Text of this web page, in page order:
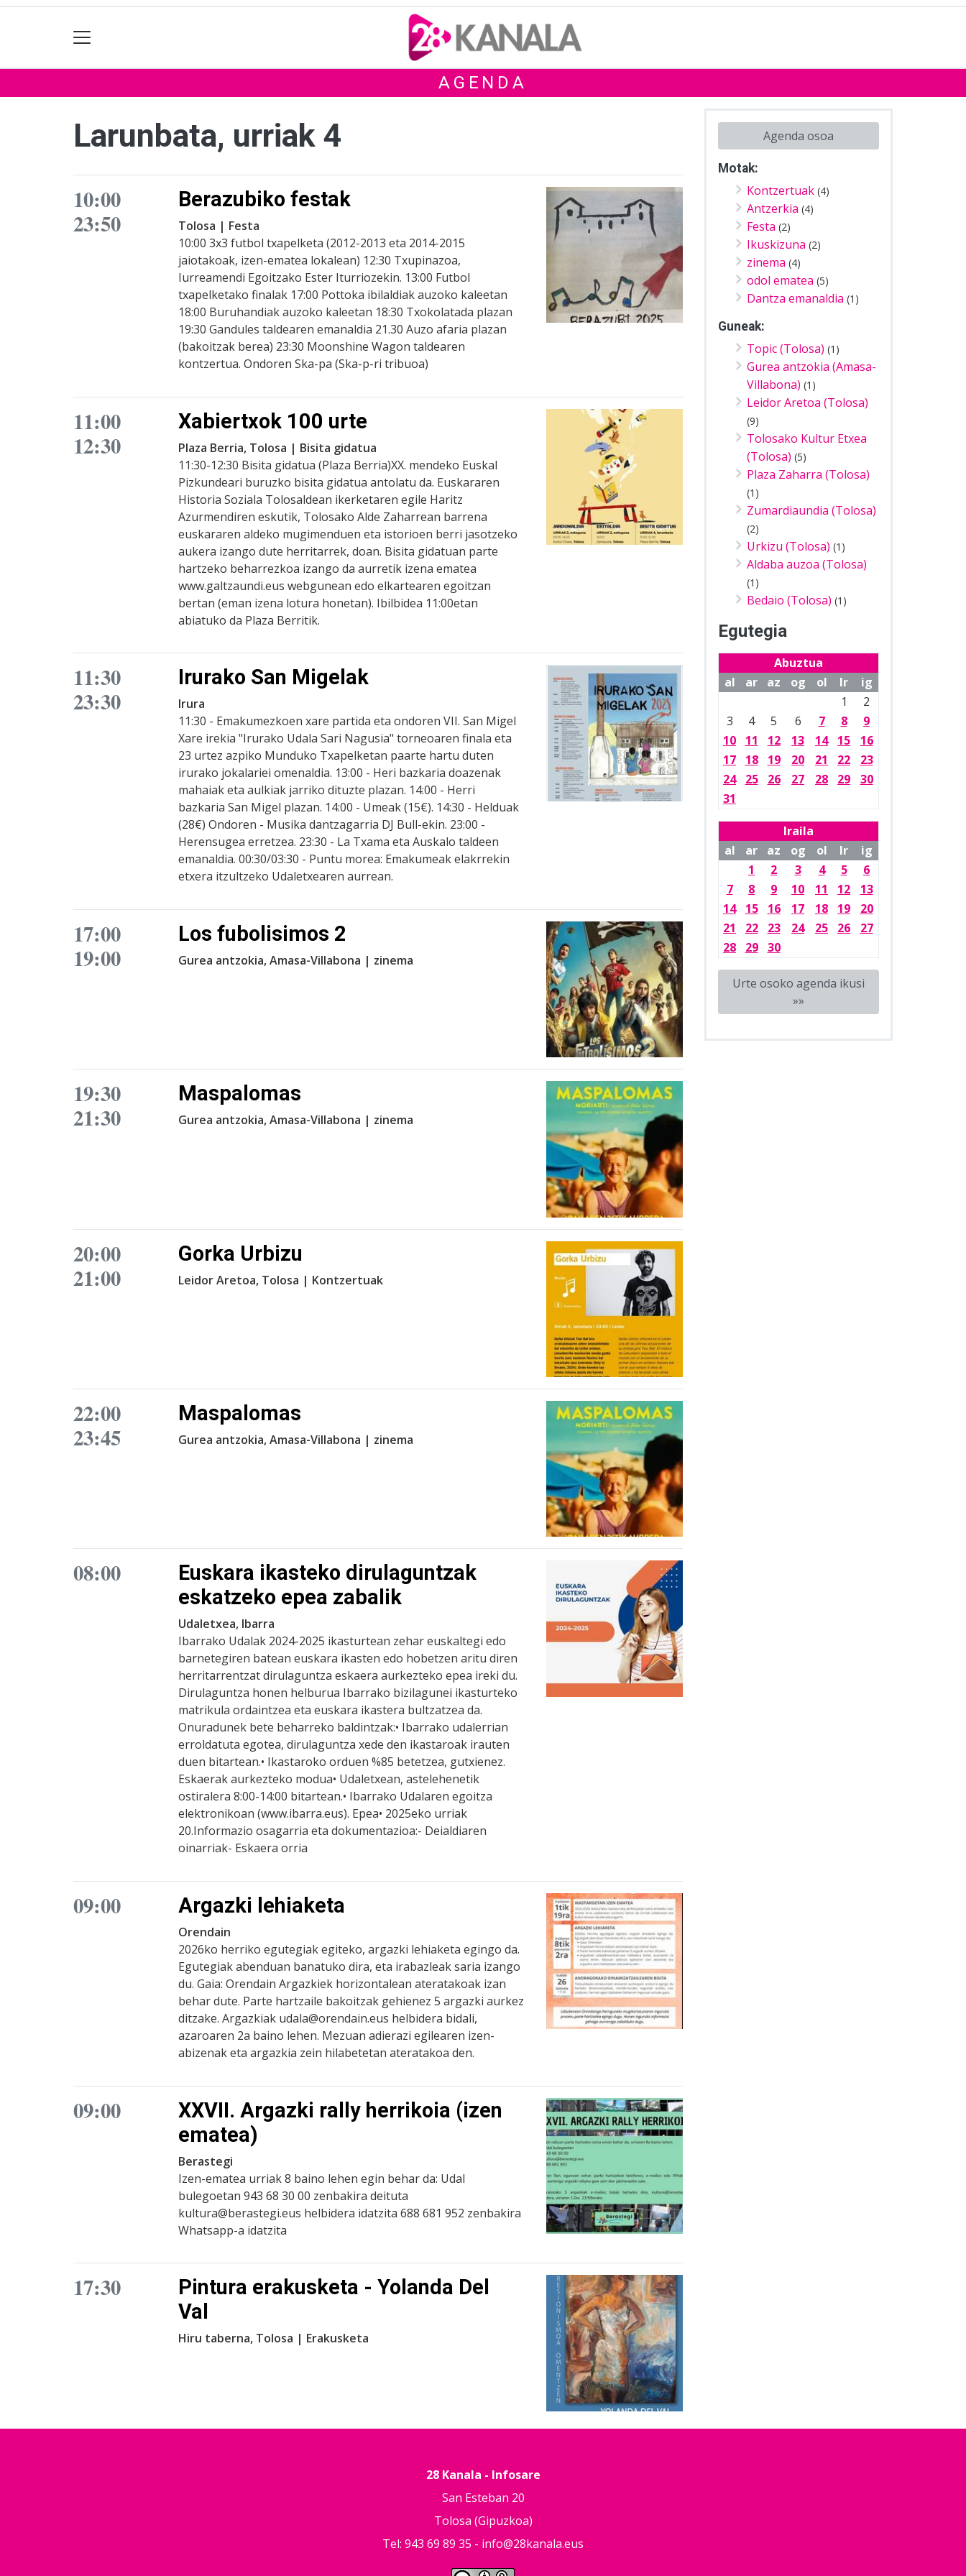
AGENDA
Larunbata, urriak 4
10:00
23:50
Berazubiko festak
Tolosa | Festa
10:00 3x3 futbol txapelketa (2012-2013 eta 2014-2015
jaiotakoak, izen-ematea lokalean) 12:30 Txupinazoa,
Iurreamendi Egoitzako Ester Iturriozekin. 13:00 Futbol
txapelketako finalak 17:00 Pottoka ibilaldiak auzoko kaleetan
18:00 Buruhandiak auzoko kaleetan 18:30 Txokolatada plazan
19:30 Gandules taldearen emanaldia 21.30 Auzo afaria plazan
(bakoitzak berea) 23:30 Moonshine Wagon taldearen
kontzertua. Ondoren Ska-pa (Ska-p-ri tribuoa)
11:00
12:30
Xabiertxok 100 urte
Plaza Berria, Tolosa | Bisita gidatua
11:30-12:30 Bisita gidatua (Plaza Berria)XX. mendeko Euskal
Pizkundeari buruzko bisita gidatua antolatu da. Euskararen
Historia Soziala Tolosaldean ikerketaren egile Haritz
Azurmendiren eskutik, Tolosako Alde Zaharrean barrena
euskararen aldeko mugimenduen eta istorioen berri jasotzeko
aukera izango dute herritarrek, doan. Bisita gidatuan parte
hartzeko beharrezkoa izango da aurretik izena ematea
www.galtzaundi.eus webgunean edo elkartearen egoitzan
bertan (eman izena lotura honetan). Ibilbidea 11:00etan
abiatuko da Plaza Berritik.
11:30
23:30
Irurako San Migelak
Irura
11:30 - Emakumezkoen xare partida eta ondoren VII. San Migel
Xare irekia "Irurako Udala Sari Nagusia" torneoaren finala eta
23 urtez azpiko Munduko Txapelketan paarte hartu duten
irurako jokalariei omenaldia. 13:00 - Heri bazkaria doazenak
mahaiak eta aulkiak jarriko dituzte plazan. 14:00 - Herri
bazkaria San Migel plazan. 14:00 - Umeak (15€). 14:30 - Helduak
(28€) Ondoren - Musika dantzagarria DJ Bull-ekin. 23:00 -
Herensugea erretzea. 23:30 - La Txama eta Auskalo taldeen
emanaldia. 00:30/03:30 - Puntu morea: Emakumeak elakrrekin
etxera itzultzeko Udaletxearen aurrean.
17:00
19:00
Los fubolisimos 2
Gurea antzokia, Amasa-Villabona | zinema
19:30
21:30
Maspalomas
Gurea antzokia, Amasa-Villabona | zinema
20:00
21:00
Gorka Urbizu
Leidor Aretoa, Tolosa | Kontzertuak
22:00
23:45
Maspalomas
Gurea antzokia, Amasa-Villabona | zinema
08:00
Euskara ikasteko dirulaguntzak
eskatzeko epea zabalik
Udaletxea, Ibarra
Ibarrako Udalak 2024-2025 ikasturtean zehar euskaltegi edo
barnetegiren batean euskara ikasten edo hobetzen aritu diren
herritarrentzat dirulaguntza eskaera aurkezteko epea ireki du.
Dirulaguntza honen helburua Ibarrako bizilagunei ikasturteko
matrikula ordaintzea eta euskara ikastera bultzatzea da.
Onuradunek bete beharreko baldintzak:• Ibarrako udalerrian
erroldatuta egotea, dirulaguntza xede den ikastaroak irauten
duen bitartean.• Ikastaroko orduen %85 betetzea, gutxienez.
Eskaerak aurkezteko modua• Udaletxean, astelehenetik
ostiralera 8:00-14:00 bitartean.• Ibarrako Udalaren egoitza
elektronikoan (www.ibarra.eus). Epea• 2025eko urriak
20.Informazio osagarria eta dokumentazioa:- Deialdiaren
oinarriak- Eskaera orria
09:00 Argazki lehiaketa
Orendain
2026ko herriko egutegiak egiteko, argazki lehiaketa egingo da.
Egutegiak abenduan banatuko dira, eta irabazleak saria izango
du. Gaia: Orendain Argazkiek horizontalean ateratakoak izan
behar dute. Parte hartzaile bakoitzak gehienez 5 argazki aurkez
ditzake. Argazkiak udala@orendain.eus helbidera bidali,
azaroaren 2a baino lehen. Mezuan adierazi egilearen izen-
abizenak eta argazkia zein hilabetetan ateratakoa den.
09:00
XXVII. Argazki rally herrikoia (izen
ematea)
Berastegi
Izen-ematea urriak 8 baino lehen egin behar da: Udal
bulegoetan 943 68 30 00 zenbakira deituta
kultura@berastegi.eus helbidera idatzita 688 681 952 zenbakira
Whatsapp-a idatzita
17:30
Pintura erakusketa - Yolanda Del
Val
Hiru taberna, Tolosa | Erakusketa
Agenda osoa
Motak:
Kontzertuak (4)
Antzerkia (4)
Festa (2)
Ikuskizuna (2)
zinema (4)
odol ematea (5)
Dantza emanaldia (1)
Guneak:
Topic (Tolosa) (1)
Gurea antzokia (Amasa-
Villabona) (1)
Leidor Aretoa (Tolosa)
(9)
Tolosako Kultur Etxea
(Tolosa) (5)
Plaza Zaharra (Tolosa)
(1)
Zumardiaundia (Tolosa)
(2)
Urkizu (Tolosa) (1)
Aldaba auzoa (Tolosa)
(1)
Bedaio (Tolosa) (1)
Egutegia
Abuztua
al
ar az og ol lr
ig
1
2
3
4 5 6 7 8
9
10
11 12 13 14 15
16
17
18 19 20 21 22
23
24
25 26 27 28 29
30
31
Iraila
al
ar az og ol lr
ig
1
2 3 4 5
6
7
8 9 10 11 12
13
14
15 16 17 18 19
20
21
22 23 24 25 26
27
28
29 30
Urte osoko agenda ikusi
»»
28 Kanala - Infosare
San Esteban 20
Tolosa (Gipuzkoa)
Tel: 943 69 89 35 - info@28kanala.eus